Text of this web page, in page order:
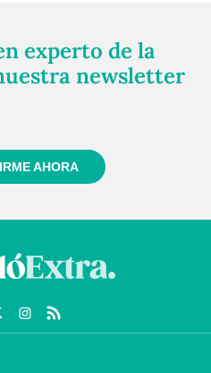
experto de la
newsletter
AHORA